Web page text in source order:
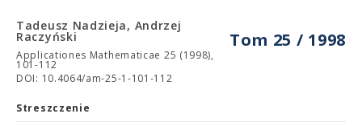
Tom 25 / 1998
Tadeusz Nadzieja, Andrzej
Raczyński
Applicationes Mathematicae 25 (1998),
101-112
DOI: 10.4064/am-25-1-101-112
Streszczenie